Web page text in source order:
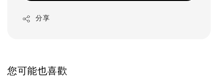
分享
您可能也喜歡